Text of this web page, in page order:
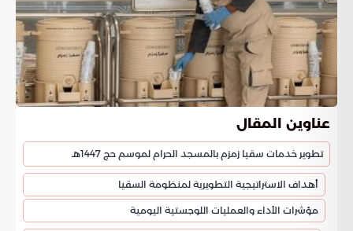
عناوين المقال
تطوير خدمات سقيا زمزم بالمسجد الحرام لموسم حج 1447هـ
أهداف الاستراتيجية التطويرية لمنظومة السقيا
مؤشرات الأداء والعمليات اللوجستية اليومية